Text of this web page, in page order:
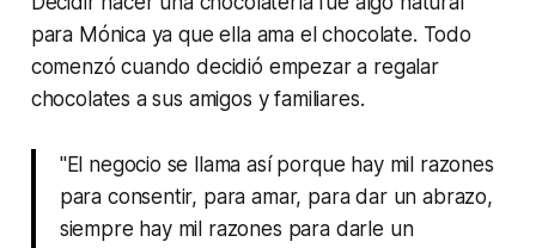
para Mónica ya que ella ama el chocolate. Todo
comenzó cuando decidió empezar a regalar
chocolates a sus amigos y familiares.
"El negocio se llama así porque hay mil razones
para consentir, para amar, para dar un abrazo,
siempre hay mil razones para darle un